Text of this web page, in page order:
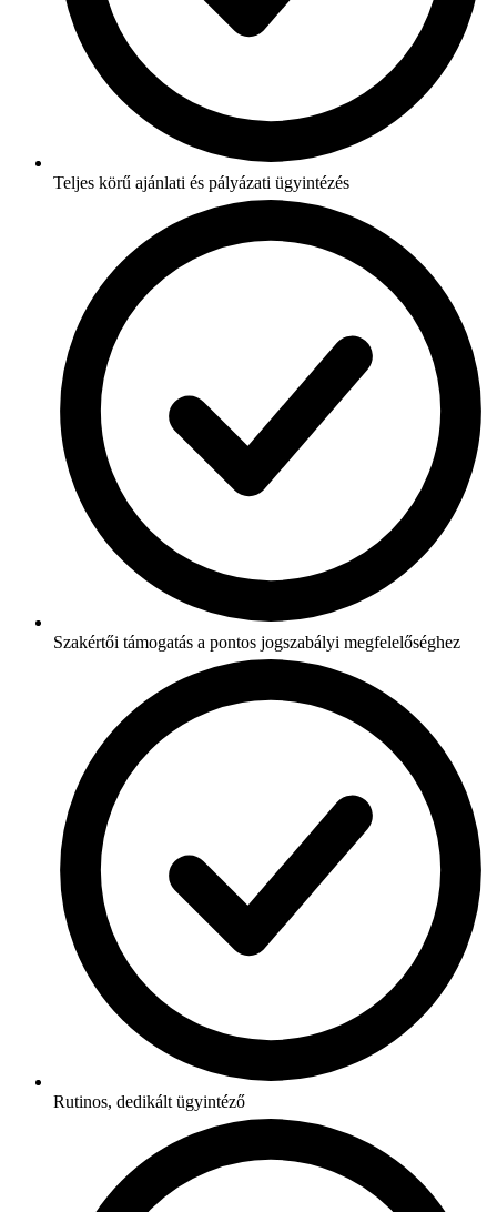
Teljes körű ajánlati és pályázati ügyintézés
Szakértői támogatás a pontos jogszabályi megfelelőséghez
Rutinos, dedikált ügyintéző